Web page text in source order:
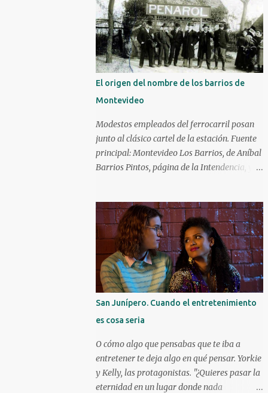
Stallone y Michael Caine, compartiendo
cartel con Pelé, Bobby Moore y el argentino
Osvaldo Ardiles, en una recreación muy libre
del llamado partido de la muerte jugado en
Kiev, Ucrania, el 9 de agosto de 1942, bajo la
ocupación nazi. Stallone atajando un penal
sobre la hora. Hoy nos enfocaremos en tres
historias de deportistas que fueron más allá,
incluso alguno llegando a construir una
carrera como actor y obteniendo elogios de
la crítica. Kareem Abdul-Jabbar Uno d e los
máximos anotadores de la historia de la
ya era una figura conocida, venía de ganar
su primer anillo en la NBA con los
Milwaukee Bucks. Debutó a l...
El origen del nombre de los barrios de
Montevideo
Modestos empleados del ferrocarril posan
junto al clásico cartel de la estación. Fuente
principal: Montevideo Los Barrios, de Aníbal
Barrios Pintos, página de la Intendencia, y
de manera espontánea, caso Aguada,
Cordón y Paso Molino. Hubo algunos que
surgieron durante la Guerra Grande: Cerrito,
Unión y Buceo. Y luego hay varios que
fueron creados por especuladores de tierras
que lotearon terrenos y los vendieron en
cuotas para la instalación de viviendas, en
particular a inmigrantes. Éstos solían apelar
a lugares o personajes de sus países de
origen para darle nombre a estos nuevos
barrios. ¿Quiénes fueron los principales
creadores de barrios? Los tres principales
fueron el montevideano Francisco Piria, el
San Junípero. Cuando el entretenimiento
es cosa seria
O cómo algo que pensabas que te iba a
entretener te deja algo en qué pensar. Yorkie
y Kelly, las protagonistas. "¿Quieres pasar la
eternidad en un lugar donde nada